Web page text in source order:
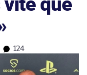
124